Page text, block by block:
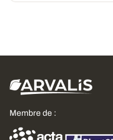
Membre de :